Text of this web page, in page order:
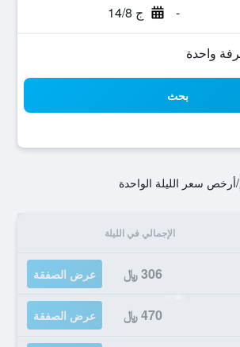
- ج 14/8
بحث
/أرخص سعر الليلة الواحدة
الإجمالي في الليلة
306 ﷼ عرض الصفقة
470 ﷼ عرض الصفقة